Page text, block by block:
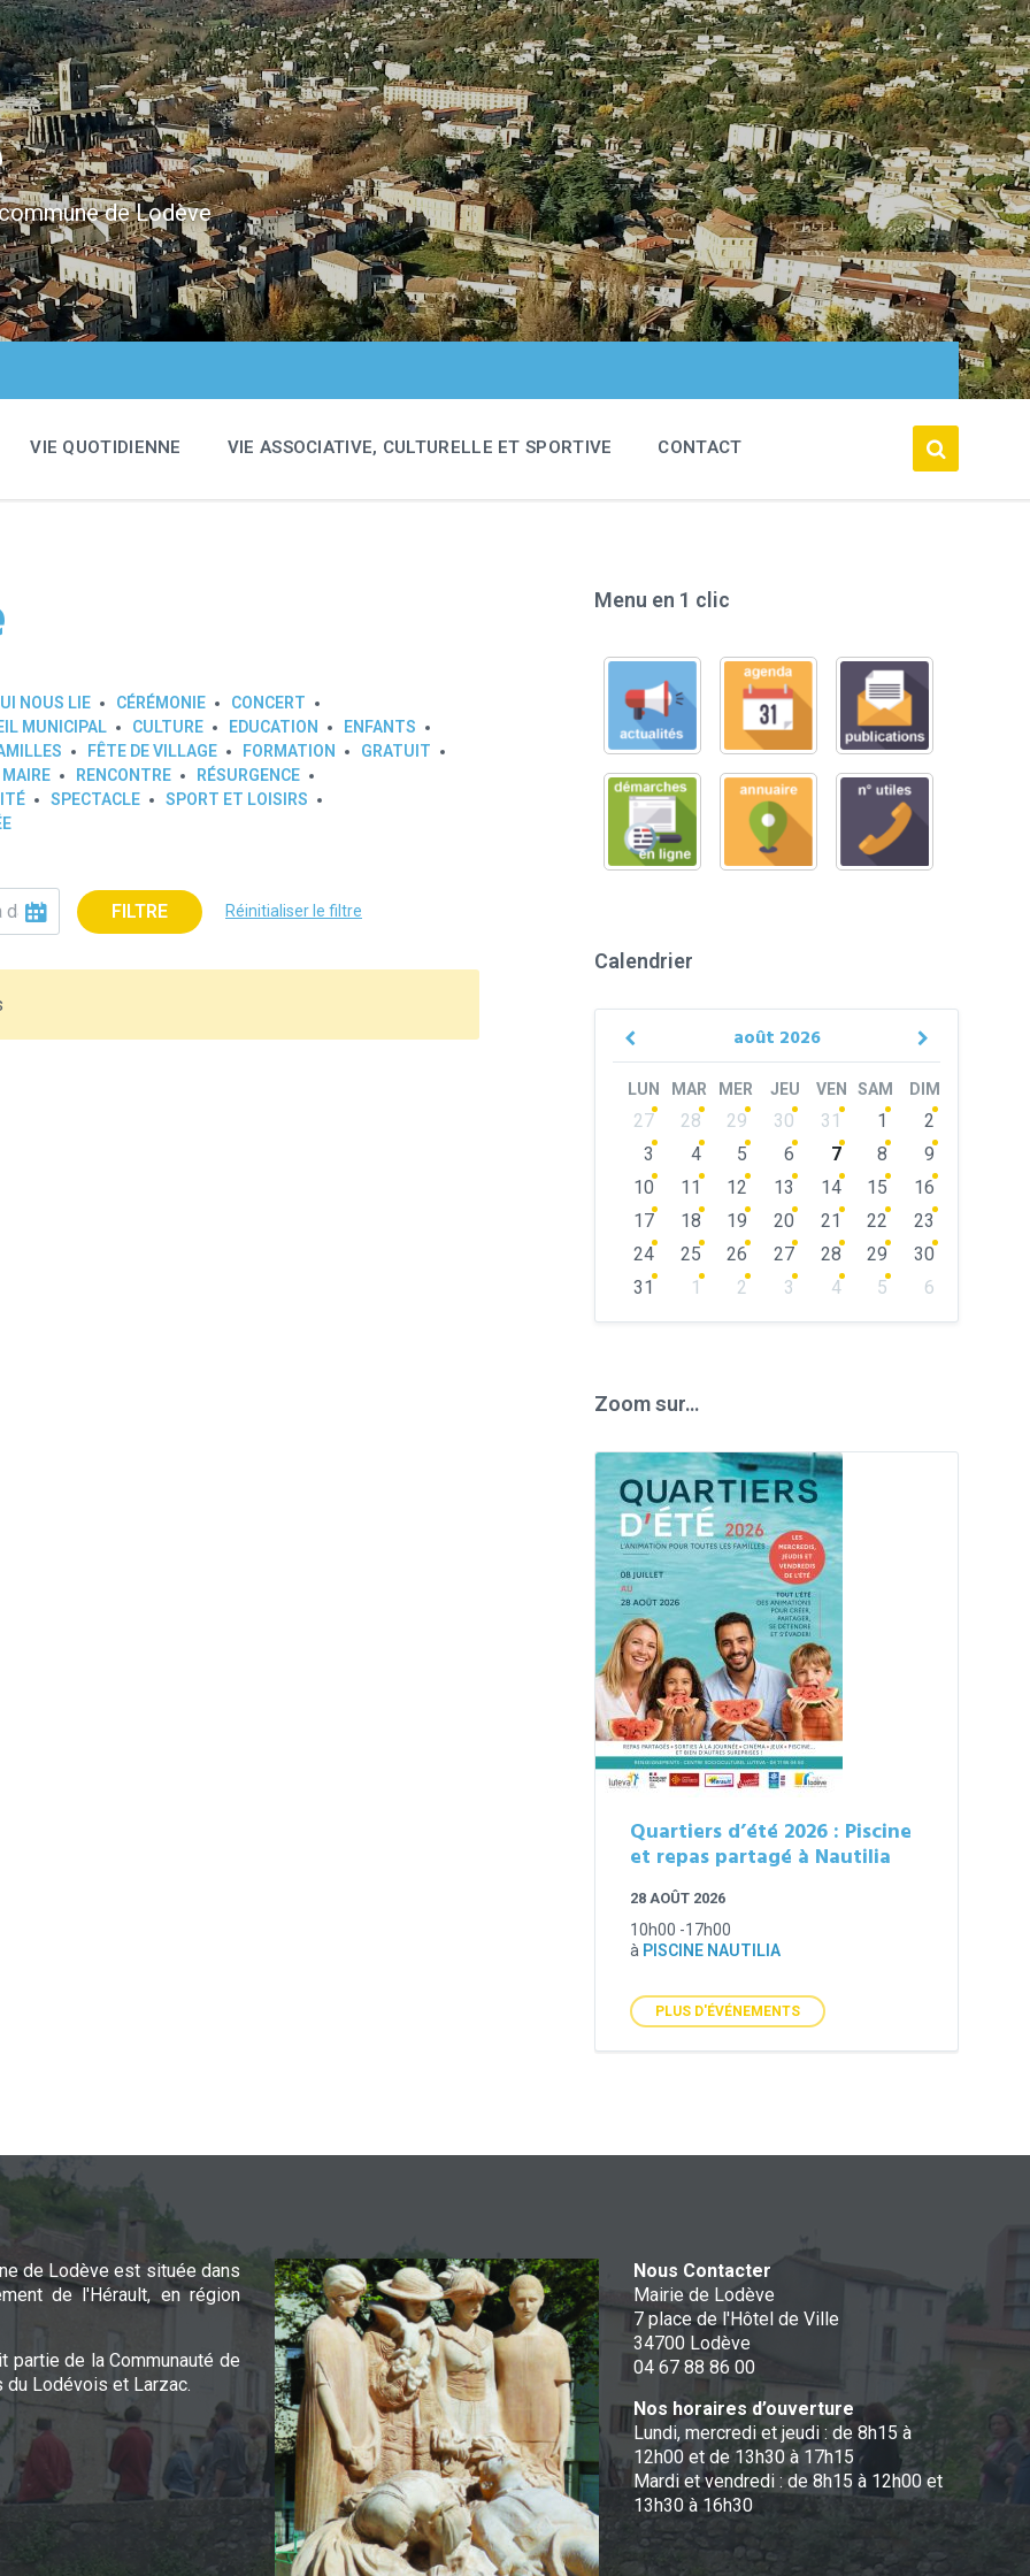
de Lodève
VIE QUOTIDIENNE VIE ASSOCIATIVE, CULTURELLE ET SPORTIVE CONTACT
NOUS LIE CÉRÉMONIE
CONCERT
MUNICIPAL CULTURE EDUCATION
ENFANTS
FÊTE DE VILLAGE FORMATION
GRATUIT
MAIRE RENCONTRE
RÉSURGENCE
SPECTACLE
SPORT ET LOISIRS
FILTRE Réinitialiser le filtre
Menu en 1 clic
Calendrier
août 2026
Previous
Next
LUN MAR MER JEU VEN SAM DIM
Skip
calendar
days
27 28 29 30 31 1
2
3
4 5 6 7 8
9
10
11 12 13 14 15
16
17
18 19 20 21 22
23
24
25 26 27 28 29
30
31
1 2 3 4 5
6
Zoom sur…
Quartiers d’été 2026 : Piscine
et repas partagé à Nautilia
28 AOÛT 2026
10h00 -17h00
à PISCINE NAUTILIA
PLUS D'ÉVÉNEMENTS
de Lodève est située dans
de l'Hérault, en région
partie de la Communauté de
du Lodévois et Larzac.
Nous Contacter
Mairie de Lodève
7 place de l'Hôtel de Ville
34700 Lodève
04 67 88 86 00
Nos horaires d’ouverture
Lundi, mercredi et jeudi : de 8h15 à
12h00 et de 13h30 à 17h15
Mardi et vendredi : de 8h15 à 12h00 et
13h30 à 16h30